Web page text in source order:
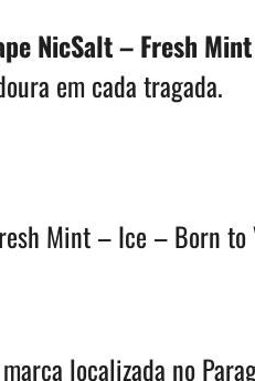
NicSalt – Fresh Mint
em cada tragada.
Mint – Ice – Born to
localizada no